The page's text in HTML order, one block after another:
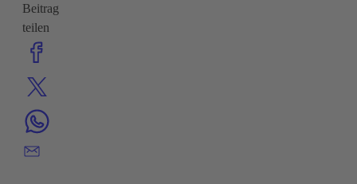
Beitrag
teilen